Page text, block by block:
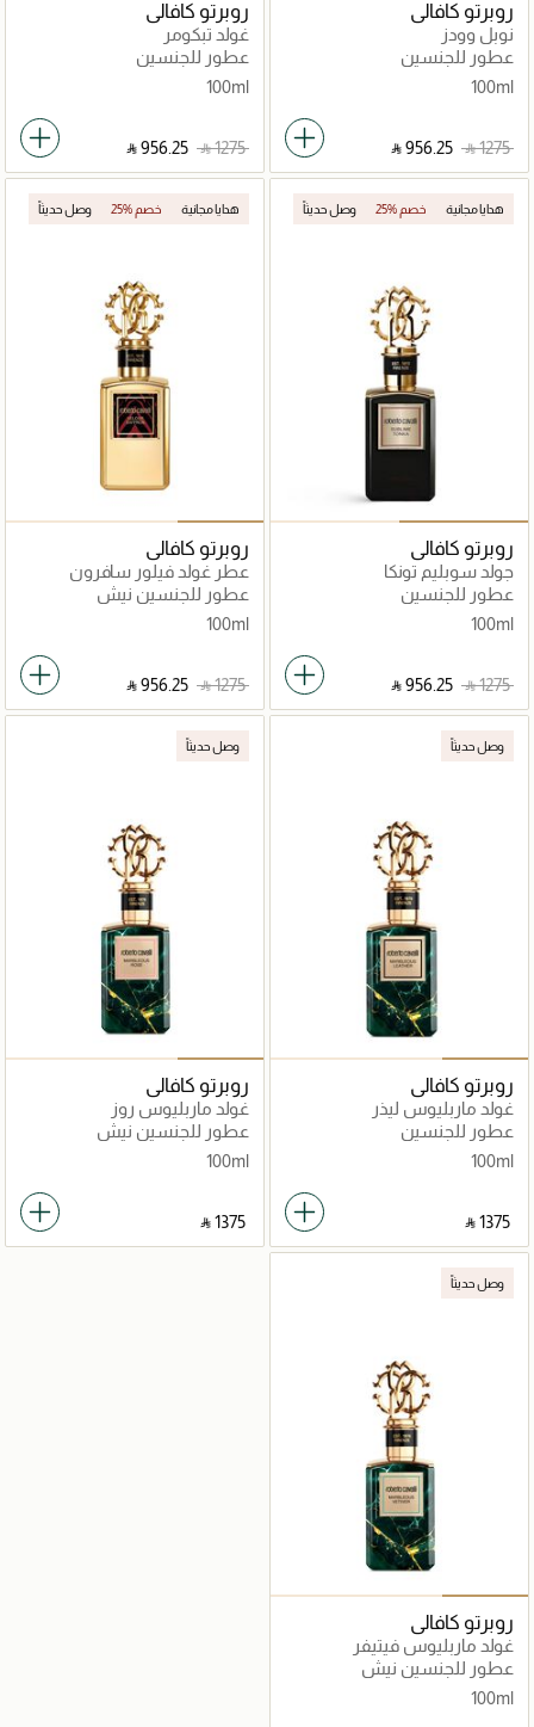
روبرتو كافالي
نوبل وودز
عطور للجنسين
100ml
‎ ⃁ ⁦1275⁩ ‎
‎ ⃁ ⁦956.25⁩ ‎
روبرتو كافالي
غولد تبكومر
عطور للجنسين
100ml
‎ ⃁ ⁦1275⁩ ‎
‎ ⃁ ⁦956.25⁩ ‎
هدايا مجانية 25% خصم وصل حديثاً
روبرتو كافالي
جولد سوبليم تونكا
عطور للجنسين
100ml
‎ ⃁ ⁦1275⁩ ‎
‎ ⃁ ⁦956.25⁩ ‎
هدايا مجانية 25% خصم وصل حديثاً
روبرتو كافالي
عطر غولد فيلور سافرون
عطور للجنسين نيش
100ml
‎ ⃁ ⁦1275⁩ ‎
‎ ⃁ ⁦956.25⁩ ‎
وصل حديثاً
روبرتو كافالي
غولد ماربليوس ليذر
عطور للجنسين
100ml
‎ ⃁ ⁦1375⁩ ‎
وصل حديثاً
روبرتو كافالي
غولد ماربليوس روز
عطور للجنسين نيش
100ml
‎ ⃁ ⁦1375⁩ ‎
وصل حديثاً
روبرتو كافالي
غولد ماربليوس فيتيفر
عطور للجنسين نيش
100ml